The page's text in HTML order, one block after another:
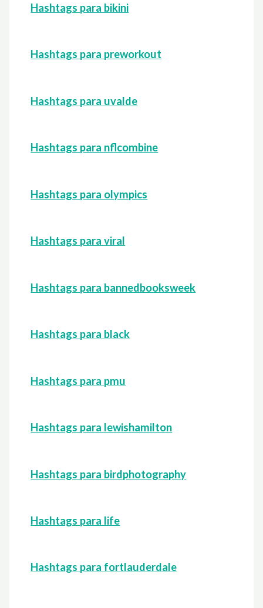
Hashtags para bikini
Hashtags para preworkout
Hashtags para uvalde
Hashtags para nflcombine
Hashtags para olympics
Hashtags para viral
Hashtags para bannedbooksweek
Hashtags para black
Hashtags para pmu
Hashtags para lewishamilton
Hashtags para birdphotography
Hashtags para life
Hashtags para fortlauderdale